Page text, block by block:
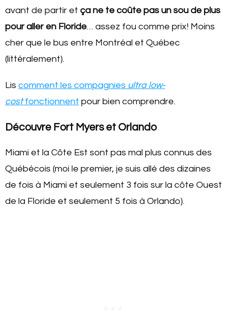
avant de partir et ça ne te coûte pas un sou de plus
pour aller en Floride… assez fou comme prix! Moins
cher que le bus entre Montréal et Québec
(littéralement).
Lis comment les compagnies ultra low-
costfonctionnent pour bien comprendre.
Découvre Fort Myers et Orlando
Miami et la Côte Est sont pas mal plus connus des
Québécois (moi le premier, je suis allé des dizaines
de fois à Miami et seulement 3 fois sur la côte Ouest
de la Floride et seulement 5 fois à Orlando).